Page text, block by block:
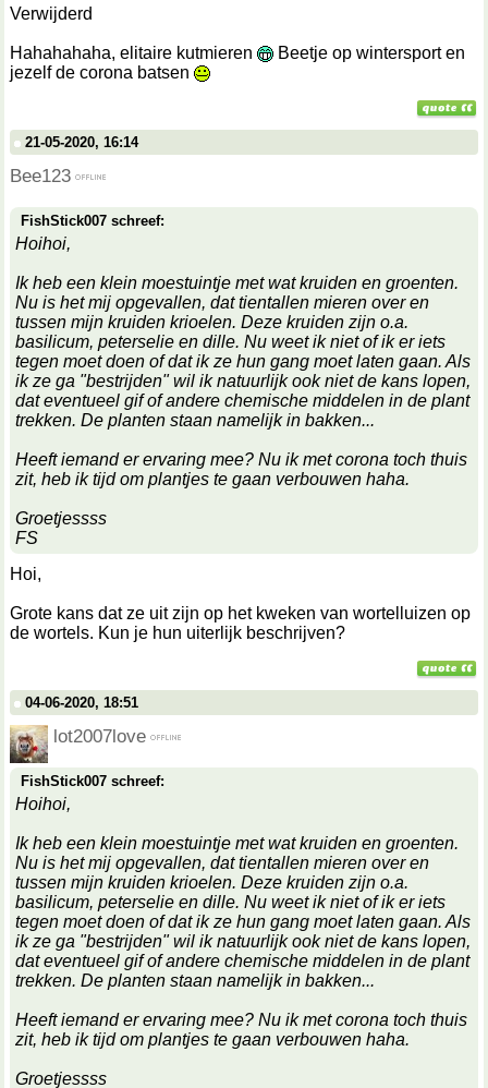
Verwijderd
Hahahahaha, elitaire kutmieren
Beetje op wintersport en
jezelf de corona batsen
21-05-2020, 16:14
Bee123
FishStick007 schreef:
Hoihoi,
Ik heb een klein moestuintje met wat kruiden en groenten.
Nu is het mij opgevallen, dat tientallen mieren over en
tussen mijn kruiden krioelen. Deze kruiden zijn o.a.
basilicum, peterselie en dille. Nu weet ik niet of ik er iets
tegen moet doen of dat ik ze hun gang moet laten gaan. Als
ik ze ga "bestrijden" wil ik natuurlijk ook niet de kans lopen,
dat eventueel gif of andere chemische middelen in de plant
trekken. De planten staan namelijk in bakken...
Heeft iemand er ervaring mee? Nu ik met corona toch thuis
zit, heb ik tijd om plantjes te gaan verbouwen haha.
Groetjessss
FS
Hoi,
Grote kans dat ze uit zijn op het kweken van wortelluizen op
de wortels. Kun je hun uiterlijk beschrijven?
04-06-2020, 18:51
lot2007love
FishStick007 schreef:
Hoihoi,
Ik heb een klein moestuintje met wat kruiden en groenten.
Nu is het mij opgevallen, dat tientallen mieren over en
tussen mijn kruiden krioelen. Deze kruiden zijn o.a.
basilicum, peterselie en dille. Nu weet ik niet of ik er iets
tegen moet doen of dat ik ze hun gang moet laten gaan. Als
ik ze ga "bestrijden" wil ik natuurlijk ook niet de kans lopen,
dat eventueel gif of andere chemische middelen in de plant
trekken. De planten staan namelijk in bakken...
Heeft iemand er ervaring mee? Nu ik met corona toch thuis
zit, heb ik tijd om plantjes te gaan verbouwen haha.
Groetjessss